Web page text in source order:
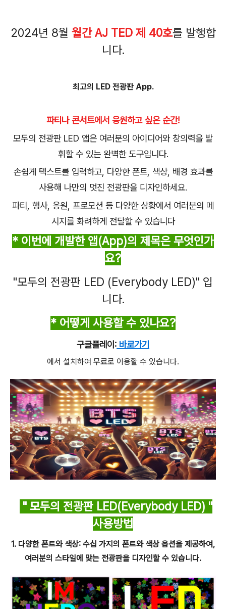
2024년 8월 월간 AJ TED 제 40호를 발행합
니다.
최고의 LED 전광판 App.
파티나 콘서트에서 응원하고 싶은 순간!
모두의 전광판 LED 앱은 여러분의 아이디어와 창의력을 발
휘할 수 있는 완벽한 도구입니다.
손쉽게 텍스트를 입력하고, 다양한 폰트, 색상, 배경 효과를
사용해 나만의 멋진 전광판을 디자인하세요.
파티, 행사, 응원, 프로모션 등 다양한 상황에서 여러분의 메
시지를 화려하게 전달할 수 있습니다
* 이번에 개발한 앱(App)의 제목은 무엇인가
요?
"모두의 전광판 LED (Everybody LED)" 입
니다.
* 어떻게 사용할 수 있나요?
구글플레이: 바로가기
에서 설치하여 무료로 이용할 수 있습니다.
" 모두의 전광판 LED(Everybody LED) "
사용방법
1. 다양한 폰트와 색상: 수십 가지의 폰트와 색상 옵션을 제공하여,
여러분의 스타일에 맞는 전광판을 디자인할 수 있습니다.